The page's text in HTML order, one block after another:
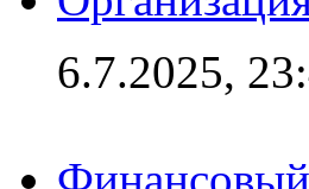
6.7.2025,